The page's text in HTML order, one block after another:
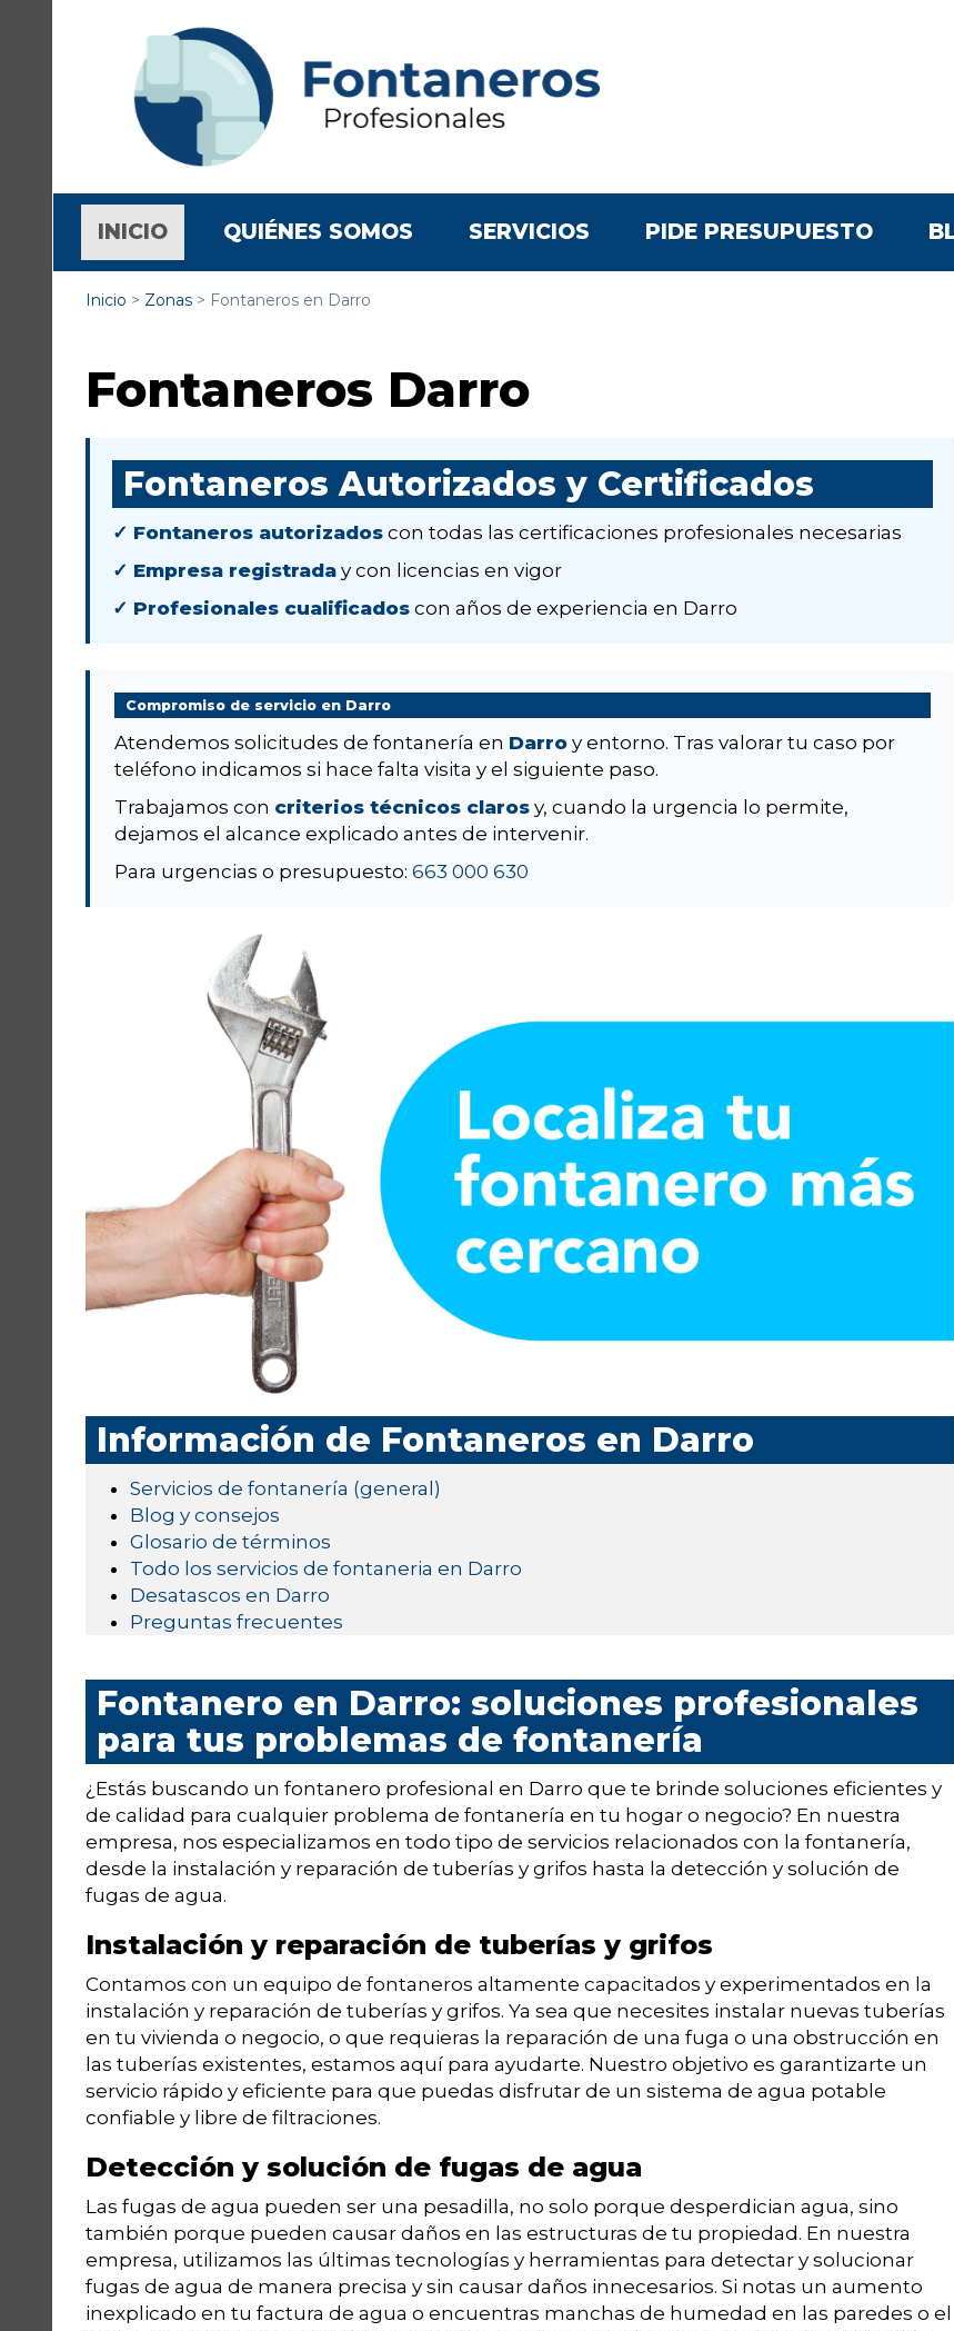
INICIO(CURRENT)
QUIÉNES SOMOS SERVICIOS PIDE PRESUPUESTO
Inicio > Zonas > Fontaneros en Darro
Fontaneros Darro
Fontaneros Autorizados y Certificados
✓ Fontaneros autorizados con todas las certificaciones profesionales necesarias
✓ Empresa registrada y con licencias en vigor
✓ Profesionales cualificados con años de experiencia en Darro
Compromiso de servicio en Darro
Atendemos solicitudes de fontanería en Darro y entorno. Tras valorar tu caso por
teléfono indicamos si hace falta visita y el siguiente paso.
Trabajamos con criterios técnicos claros y, cuando la urgencia lo permite,
dejamos el alcance explicado antes de intervenir.
Para urgencias o presupuesto: 663 000 630
Información de Fontaneros en Darro
Servicios de fontanería (general)
Blog y consejos
Glosario de términos
Todo los servicios de fontaneria en Darro
Desatascos en Darro
Preguntas frecuentes
Fontanero en Darro: soluciones profesionales
para tus problemas de fontanería
¿Estás buscando un fontanero profesional en Darro que te brinde soluciones eficientes y
de calidad para cualquier problema de fontanería en tu hogar o negocio? En nuestra
empresa, nos especializamos en todo tipo de servicios relacionados con la fontanería,
desde la instalación y reparación de tuberías y grifos hasta la detección y solución de
fugas de agua.
Instalación y reparación de tuberías y grifos
Contamos con un equipo de fontaneros altamente capacitados y experimentados en la
instalación y reparación de tuberías y grifos. Ya sea que necesites instalar nuevas tuberías
en tu vivienda o negocio, o que requieras la reparación de una fuga o una obstrucción en
las tuberías existentes, estamos aquí para ayudarte. Nuestro objetivo es garantizarte un
servicio rápido y eficiente para que puedas disfrutar de un sistema de agua potable
confiable y libre de filtraciones.
Detección y solución de fugas de agua
Las fugas de agua pueden ser una pesadilla, no solo porque desperdician agua, sino
también porque pueden causar daños en las estructuras de tu propiedad. En nuestra
empresa, utilizamos las últimas tecnologías y herramientas para detectar y solucionar
fugas de agua de manera precisa y sin causar daños innecesarios. Si notas un aumento
inexplicado en tu factura de agua o encuentras manchas de humedad en las paredes o el